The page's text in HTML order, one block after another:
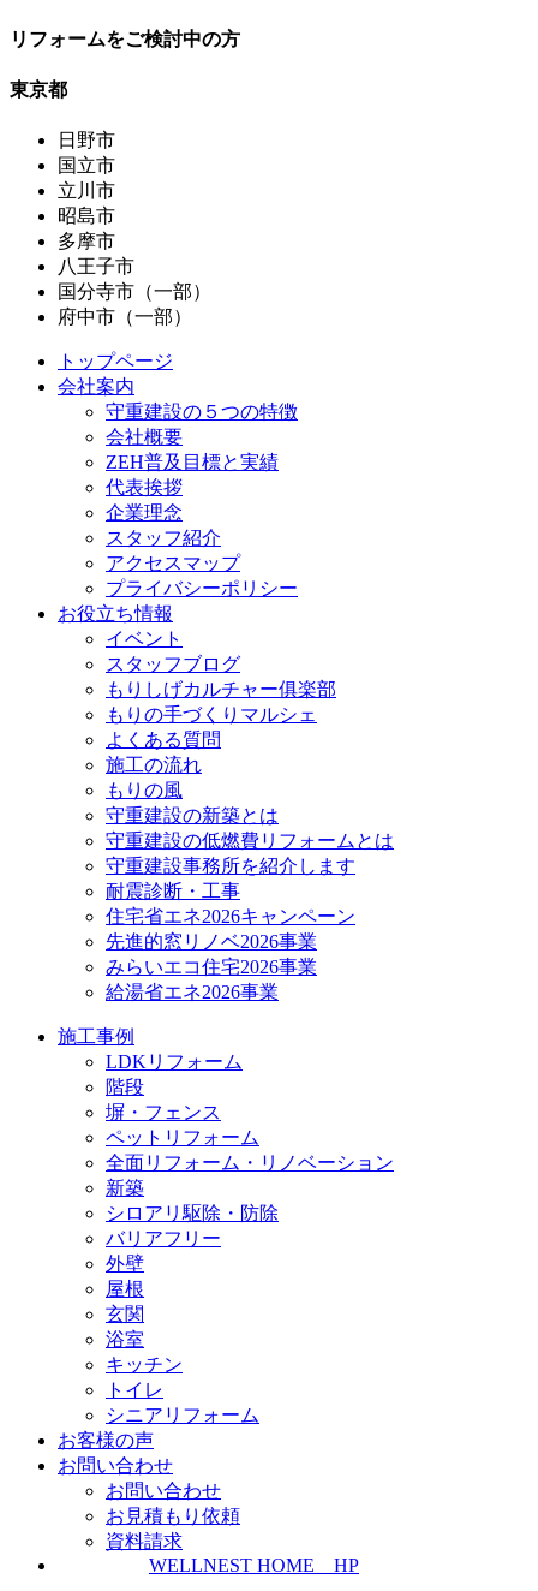
リフォームをご検討中の方
東京都
日野市
国立市
立川市
昭島市
多摩市
八王子市
国分寺市（一部）
府中市（一部）
トップページ
会社案内
守重建設の５つの特徴
会社概要
ZEH普及目標と実績
代表挨拶
企業理念
スタッフ紹介
アクセスマップ
プライバシーポリシー
お役立ち情報
イベント
スタッフブログ
もりしげカルチャー俱楽部
もりの手づくりマルシェ
よくある質問
施工の流れ
もりの風
守重建設の新築とは
守重建設の低燃費リフォームとは
守重建設事務所を紹介します
耐震診断・工事
住宅省エネ2026キャンペーン
先進的窓リノベ2026事業
みらいエコ住宅2026事業
給湯省エネ2026事業
施工事例
LDKリフォーム
階段
塀・フェンス
ペットリフォーム
全面リフォーム・リノベーション
新築
シロアリ駆除・防除
バリアフリー
外壁
屋根
玄関
浴室
キッチン
トイレ
シニアリフォーム
お客様の声
お問い合わせ
お問い合わせ
お見積もり依頼
資料請求
WELLNEST HOME HP